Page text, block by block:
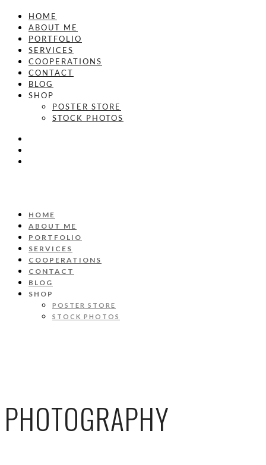
HOME
ABOUT ME
PORTFOLIO
SERVICES
COOPERATIONS
CONTACT
BLOG
SHOP
POSTER STORE
STOCK PHOTOS
HOME
ABOUT ME
PORTFOLIO
SERVICES
COOPERATIONS
CONTACT
BLOG
SHOP
POSTER STORE
STOCK PHOTOS
PHOTOGRAPHY